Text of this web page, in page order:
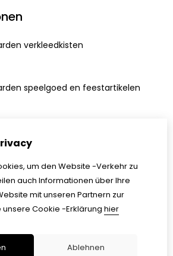
verkleedkisten
speelgoed en feestartikelen
um den Website -Verkehr zu
auch Informationen über Ihre
mit unseren Partnern zur
unsere Cookie -Erklärung hier
Ablehnen